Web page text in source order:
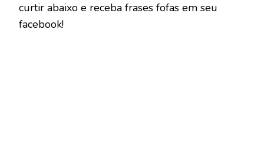
curtir abaixo e receba frases fofas em seu
facebook!